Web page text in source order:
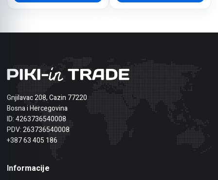
Gnjilavac 208, Cazin 77220
Bosna i Hercegovina
ID: 4263736540008
PDV: 263736540008
+387 63 405 186
Informacije